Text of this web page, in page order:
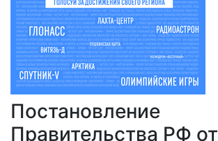
Постановление
Правительства РФ от